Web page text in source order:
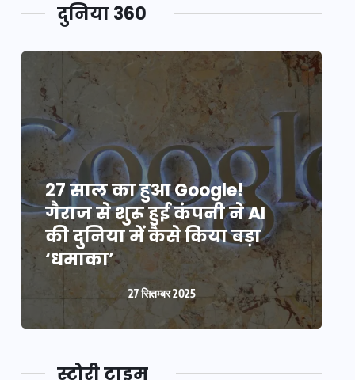
दुनिया 360
27 साल का हुआ Google!
गैराज से शुरू हुई कंपनी ने AI
की दुनिया में कैसे किया बड़ा
‘धमाका’
27 सितम्बर 2025
स्टोरी टाइम